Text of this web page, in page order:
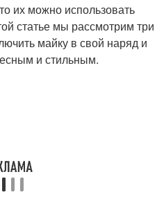
их можно использовать
статье мы рассмотрим три
майку в свой наряд и
и стильным.